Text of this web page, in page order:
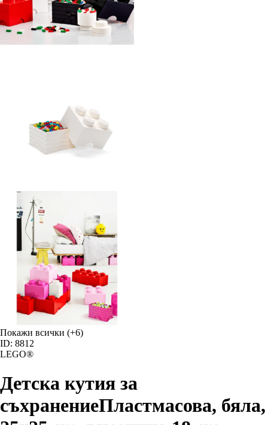
Покажи всички (+6)
ID: 8812
LEGO®
Детска кутия за
съхранениеПластмасова, бяла,